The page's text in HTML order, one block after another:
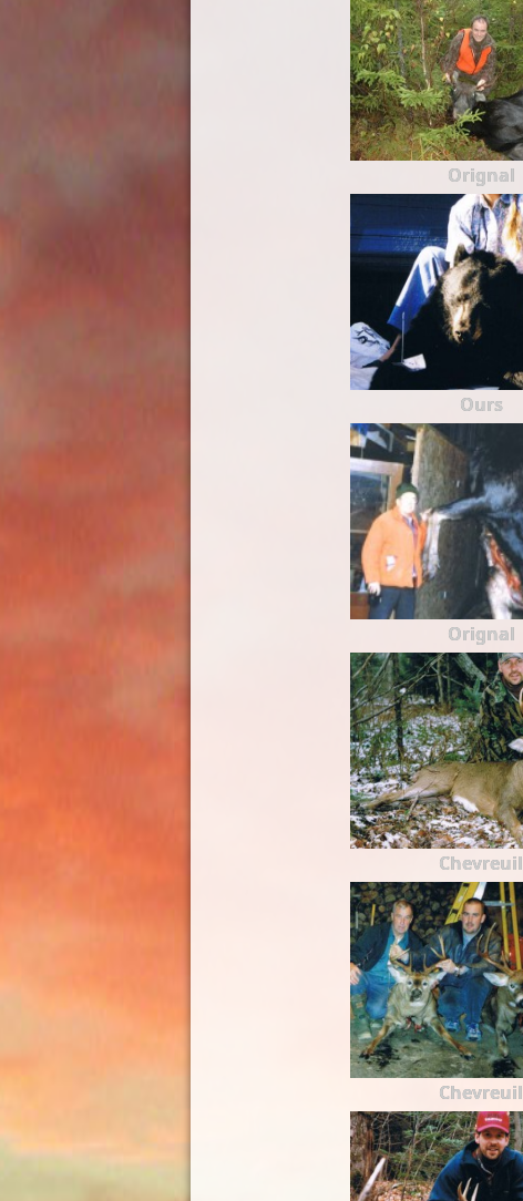
Orignal
Ours
Orignal
Chevreuil
Chevreuil